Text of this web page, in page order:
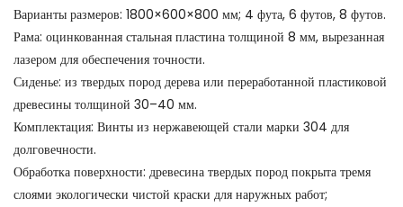
Варианты размеров: 1800×600×800 мм; 4 фута, 6 футов, 8 футов.
Рама: оцинкованная стальная пластина толщиной 8 мм, вырезанная
лазером для обеспечения точности.
Сиденье: из твердых пород дерева или переработанной пластиковой
древесины толщиной 30–40 мм.
Комплектация: Винты из нержавеющей стали марки 304 для
долговечности.
Обработка поверхности: древесина твердых пород покрыта тремя
слоями экологически чистой краски для наружных работ;